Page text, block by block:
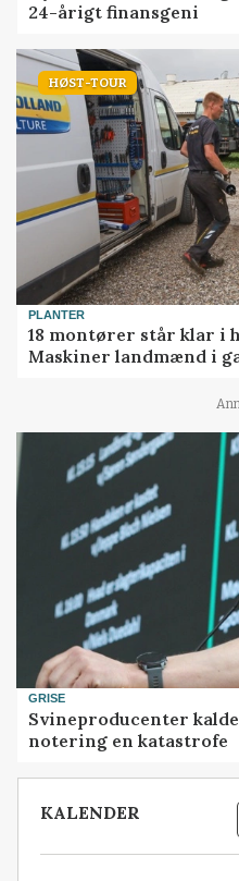
24-årigt finansgeni
HØST-TOUR
PLANTER
18 montører står klar i
Maskiner landmænd i
GRISE
Svineproducenter
notering en katastrofe
KALENDER